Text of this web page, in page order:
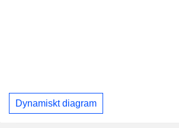
Dynamiskt diagram